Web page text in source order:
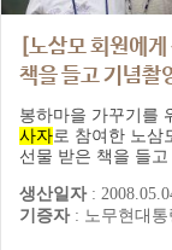
[노삼모 회원에
책을 들고 기념촬
무현 전 대통령]
봉하마을 가꾸기를
사자로 참여한 노삼
선물 받은 책을 들
생산일자 :
기증자 : 노무현대통